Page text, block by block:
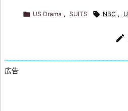
 US Drama , SUITS  NBC ,

広告